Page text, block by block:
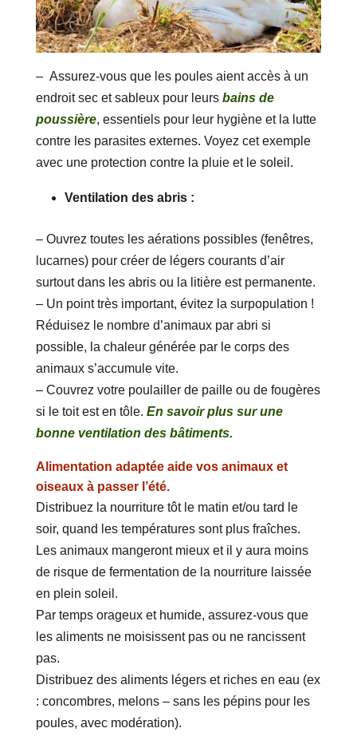
– Assurez-vous que les poules aient accès à un
endroit sec et sableux pour leurs bains de
poussière, essentiels pour leur hygiène et la lutte
contre les parasites externes. Voyez cet exemple
avec une protection contre la pluie et le soleil.
Ventilation des abris :
– Ouvrez toutes les aérations possibles (fenêtres,
lucarnes) pour créer de légers courants d’air
surtout dans les abris ou la litière est permanente.
– Un point très important, évitez la surpopulation !
Réduisez le nombre d’animaux par abri si
possible, la chaleur générée par le corps des
animaux s’accumule vite.
– Couvrez votre poulailler de paille ou de fougères
si le toit est en tôle. En savoir plus sur une
bonne ventilation des bâtiments.
Alimentation adaptée aide vos animaux et
oiseaux à passer l’été.
Distribuez la nourriture tôt le matin et/ou tard le
soir, quand les températures sont plus fraîches.
Les animaux mangeront mieux et il y aura moins
de risque de fermentation de la nourriture laissée
en plein soleil.
Par temps orageux et humide, assurez-vous que
les aliments ne moisissent pas ou ne rancissent
pas.
Distribuez des aliments légers et riches en eau (ex
: concombres, melons – sans les pépins pour les
poules, avec modération).